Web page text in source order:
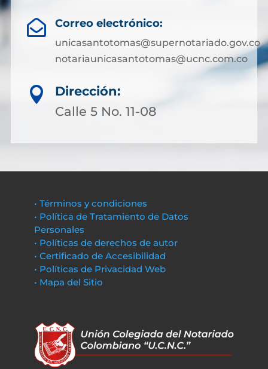
 Correo electrónico:
unicasantotomas@supernotariado.gov.co
notariaunicasantotomas@ucnc.com.co

Dirección:
Calle 5 No. 11-08
• Términos y condiciones
• Política de Tratamiento de Datos
Personales
• Políticas de derechos de autor
• Certificado de Accesibilidad
• Políticas de Privacidad Web
• Mapa del Sitio